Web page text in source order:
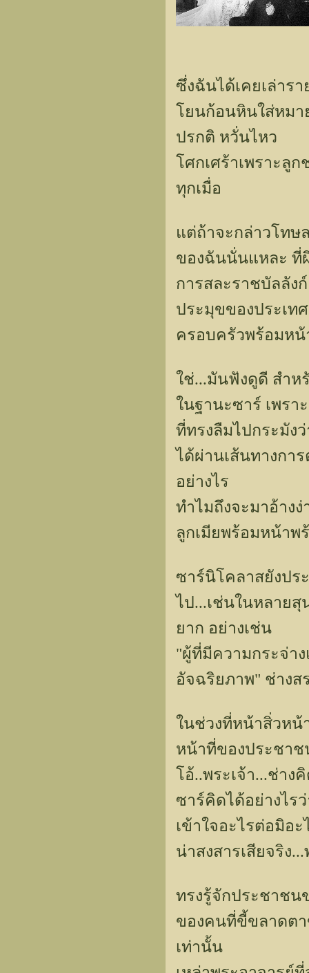
ซึ่งฉันได้เคยเล่าร
โยนก้อนหินใส่หมา
ปรกติ หวั่นไหว
โศกเศร้าเพราะลู
ทุกเมื่อ
แต่ถ้าจะกล่าวโทษ
ของฉันนั่นแหละ ที่
การสละราชบัลลัง
ประมุขของประเท
ครอบครัวพร้อมห
ใช่...มันฟังดูดี สำห
ในฐานะซาร์ เพรา
ที่ทรงลืมไปกระมัง
ได้ผ่านเส้นทางกา
อย่างไร
ทำไมถึงจะมาอ้าง
ลูกเมียพร้อมหน้าพ
ซาร์นิโคลาสยังปร
ไป...เช่นในหลาย
ยาก อย่างเช่น
"ผู้ที่มีความกระจ่า
อัจฉริยภาพ" ช่างส
ในช่วงที่หน้าสิ่วหน้
หน้าที่ของประชา
โอ้..พระเจ้า...ช่าง
ซาร์คิดได้อย่างไร
เข้าใจอะไรต่อมิอ
น่าสงสารเสียจริง
ทรงรู้จักประชาช
ของคนที่ขี้ขลาดตา
เท่านั้น